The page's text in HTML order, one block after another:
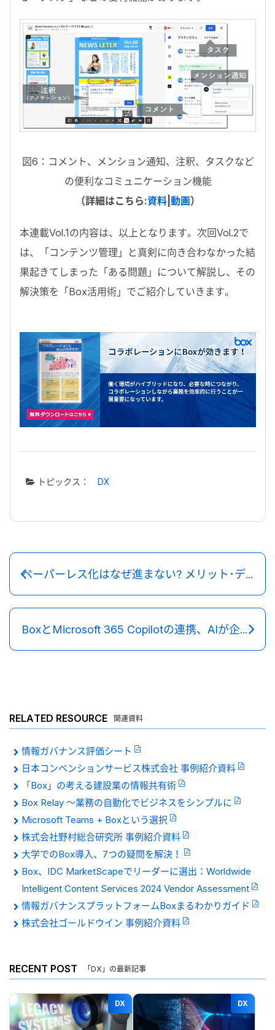
図6：コメント、メンション通知、注釈、タスクなど
の便利なコミュニケーション機能
（詳細はこちら:資料 動画）
本連載Vol.1の内容は、以上となります。次回Vol.2で
は、「コンテンツ管理」と真剣に向き合わなかった結
果起きてしまった「ある問題」について解説し、その
解決策を「Box活用術」でご紹介していきます。
トピックス： DX
ペーパーレス化はなぜ進まない? メリット･デメリット、事例から学ぶコツ
BoxとMicrosoft 365 Copilotの連携、AIが企業コンテンツにもたらすもの
RELATED RESOURCE 関連資料
情報ガバナンス評価シート
日本コンベンションサービス株式会社 事例紹介資料
「Box」の考える建設業の情報共有術
Box Relay 〜業務の自動化でビジネスをシンプルに
Microsoft Teams + Boxという選択
株式会社野村総合研究所 事例紹介資料
大学でのBox導入、7つの疑問を解決！
Box、IDC MarketScapeでリーダーに選出：Worldwide
Intelligent Content Services 2024 Vendor Assessment
情報ガバナンスプラットフォームBoxまるわかりガイド
株式会社ゴールドウイン 事例紹介資料
RECENT POST 「DX」の最新記事
DX DX